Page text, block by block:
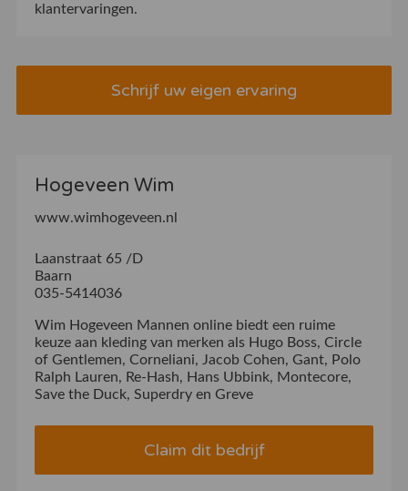
klantervaringen.
Schrijf uw eigen ervaring
Hogeveen Wim
www.wimhogeveen.nl
Laanstraat 65 /D
Baarn
035-5414036
Wim Hogeveen Mannen online biedt een ruime
keuze aan kleding van merken als Hugo Boss, Circle
of Gentlemen, Corneliani, Jacob Cohen, Gant, Polo
Ralph Lauren, Re-Hash, Hans Ubbink, Montecore,
Save the Duck, Superdry en Greve
Claim dit bedrijf